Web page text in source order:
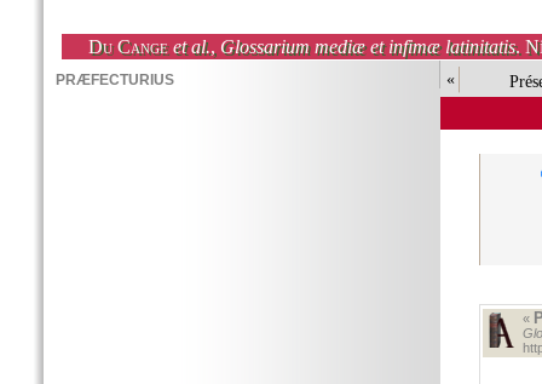
Du Cange et al., Glossarium mediæ et infimæ latinitatis.
«
«